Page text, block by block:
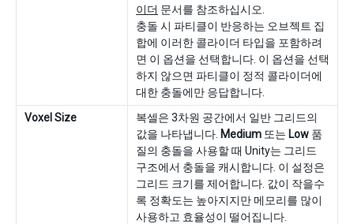
이더 문서를 참조하십시오.
충돌 시 파티클이 반응하는 오브젝트 집
합에 이러한 콜라이더 타입을 포함하려
면 이 옵션을 선택합니다. 이 옵션을 선택
하지 않으면 파티클이 정적 콜라이더에
대한 충돌에만 응답합니다.
Voxel Size
복셀은 3차원 공간에서 일반 그리드의
값을 나타냅니다. Medium 또는 Low 품
질의 충돌을 사용할 때 Unity는 그리드
구조에서 충돌을 캐시합니다. 이 설정은
그리드 크기를 제어합니다. 값이 작을수
록 정확도는 높아지지만 메모리를 많이
사용하고 효율성이 떨어집니다.